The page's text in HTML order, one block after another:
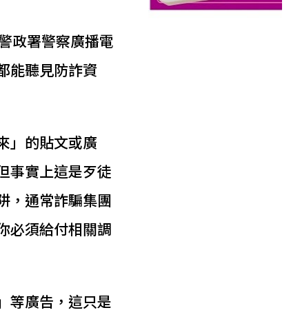
政署警察廣播電
能聽見防詐資
」的貼文或廣
事實上這是歹徒
，通常詐騙集團
必須給付相關調
等廣告，這只是